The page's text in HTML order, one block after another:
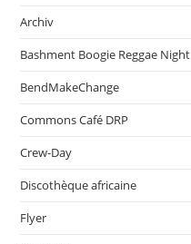
Archiv
Bashment Boogie Reggae Night
BendMakeChange
Commons Café DRP
Crew-Day
Discothèque africaine
Flyer